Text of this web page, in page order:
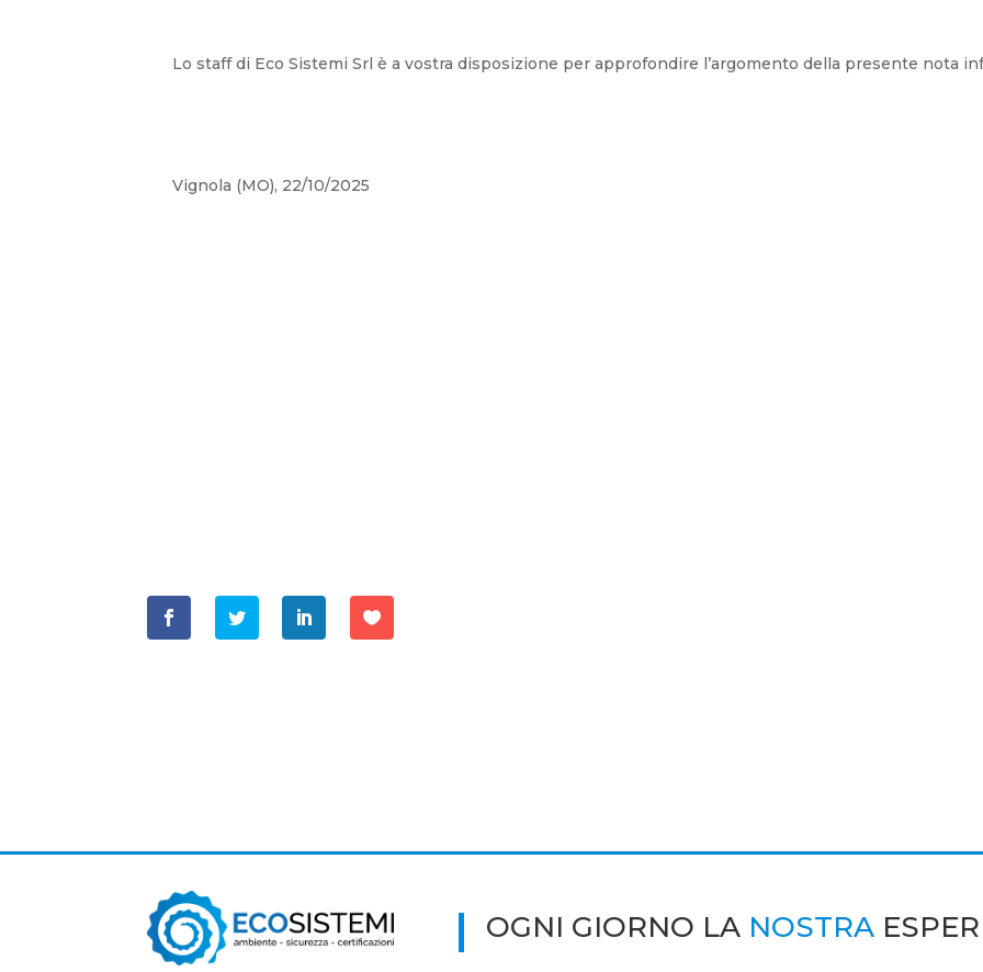
Lo staff di Eco Sistemi Srl è a vostra disposizione per approfondire l’argomento della presente nota
Vignola (MO), 22/10/2025
OGNI GIORNO LA NOSTRA